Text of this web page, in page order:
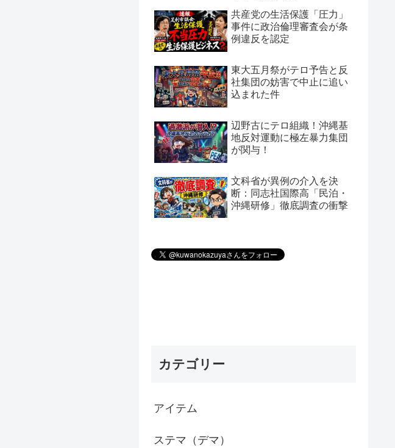
共産党の生活保護「圧力」
事件に政治倫理審査会が条
例違反を認定
東大五月祭がテロ予告と反
社集団の妨害で中止に追い
込まれた件
辺野古にテロ組織！沖縄基
地反対運動に極左暴力集団
が関与！
文科省が異例の介入を決
断：同志社国際高「民泊・
沖縄研修」徹底調査の衝撃
カテゴリー
アイテム
ステマ（デマ）